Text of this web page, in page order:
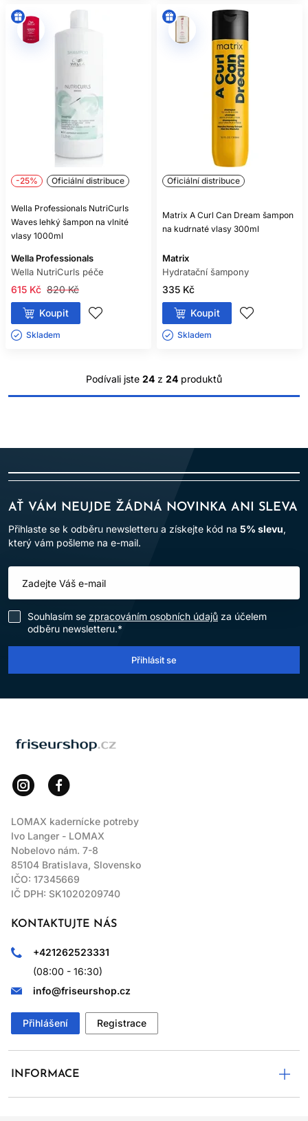
-25% Oficiální distribuce
Wella Professionals NutriCurls
Waves lehký šampon na vlnité
vlasy 1000ml
Wella Professionals
Wella NutriCurls péče
820 Kč
615 Kč
Koupit
Skladem ㅤ
Oficiální distribuce
Matrix A Curl Can Dream šampon
na kudrnaté vlasy 300ml
Matrix
Hydratační šampony
335 Kč
Koupit
Skladem ㅤ
Podívali jste 24 z 24 produktů
AŤ VÁM NEUJDE ŽÁDNÁ NOVINKA ANI SLEVA
Přihlaste se k odběru newsletteru a získejte kód na 5% slevu,
který vám pošleme na e-mail.
Souhlasím se zpracováním osobních údajů za účelem
odběru newsletteru.*
Přihlásit se
LOMAX kadernícke potreby
Ivo Langer - LOMAX
Nobelovo nám. 7-8
85104 Bratislava, Slovensko
IČO: 17345669
IČ DPH: SK1020209740
KONTAKTUJTE NÁS
+421262523331
(08:00 - 16:30)
info@friseurshop.cz
Přihlášení Registrace
INFORMACE